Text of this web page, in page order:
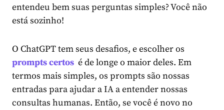
entendeu bem suas perguntas simples? Você não
está sozinho!
O ChatGPT tem seus desafios, e escolher os
prompts certos é de longe o maior deles. Em
termos mais simples, os prompts são nossas
entradas para ajudar a IA a entender nossas
consultas humanas. Então, se você é novo no